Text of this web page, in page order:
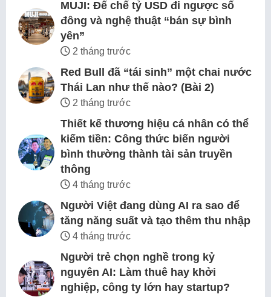
MUJI: Đế chế tỷ USD đi ngược số
đông và nghệ thuật “bán sự bình
yên”
2 tháng trước
Red Bull đã “tái sinh” một chai nước
Thái Lan như thế nào? (Bài 2)
2 tháng trước
Thiết kế thương hiệu cá nhân có thể
kiếm tiền: Công thức biến người
bình thường thành tài sản truyền
thông
4 tháng trước
Người Việt đang dùng AI ra sao để
tăng năng suất và tạo thêm thu nhập
4 tháng trước
Người trẻ chọn nghề trong kỷ
nguyên AI: Làm thuê hay khởi
nghiệp, công ty lớn hay startup?